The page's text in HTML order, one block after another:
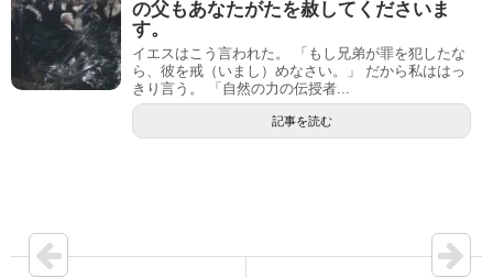
の父もあなたがたを赦してくださいま
す。
イエスはこう言われた。 「もし兄弟が罪を犯したな
ら、彼を戒（いまし）めなさい。」 だから私ははっ
きり言う。 「自然の力の伝授者...
記事を読む